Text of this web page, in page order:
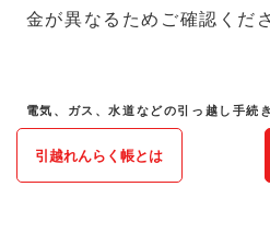
金が異なるためご確認くだ
電気、ガス、水道などの引っ越し手続
引越れんらく帳とは